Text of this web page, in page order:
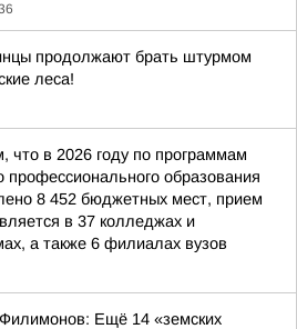
продолжают брать штурмом
леса!
что в 2026 году по программам
профессионального образования
8 452 бюджетных мест, прием
в 37 колледжах и
а также 6 филиалах вузов
Филимонов: Ещё 14 «земских